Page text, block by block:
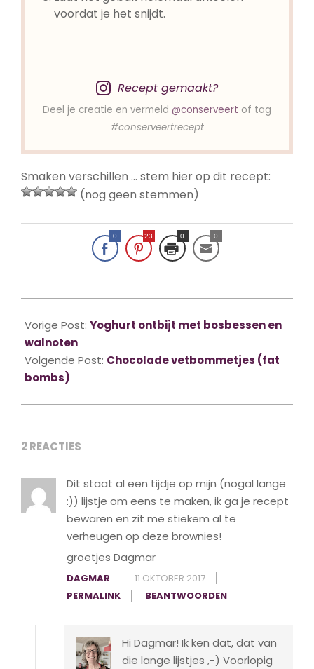
voordat je het snijdt.
Recept gemaakt?
Deel je creatie en vermeld @conserveert of tag
#conserveertrecept
Smaken verschillen … stem hier op dit recept:
(nog geen stemmen)
0 23 0 0
02-
09
Vorige Post: Yoghurt ontbijt met bosbessen en
walnoten
Volgende Post: Chocolade vetbommetjes (fat
bombs)
2 REACTIES
Dit staat al een tijdje op mijn (nogal lange
:)) lijstje om eens te maken, ik ga je recept
bewaren en zit me stiekem al te
verheugen op deze brownies!
groetjes Dagmar
DAGMAR
11 OKTOBER 2017
PERMALINK
BEANTWOORDEN
Hi Dagmar! Ik ken dat, dat van
die lange lijstjes ,-) Voorlopig